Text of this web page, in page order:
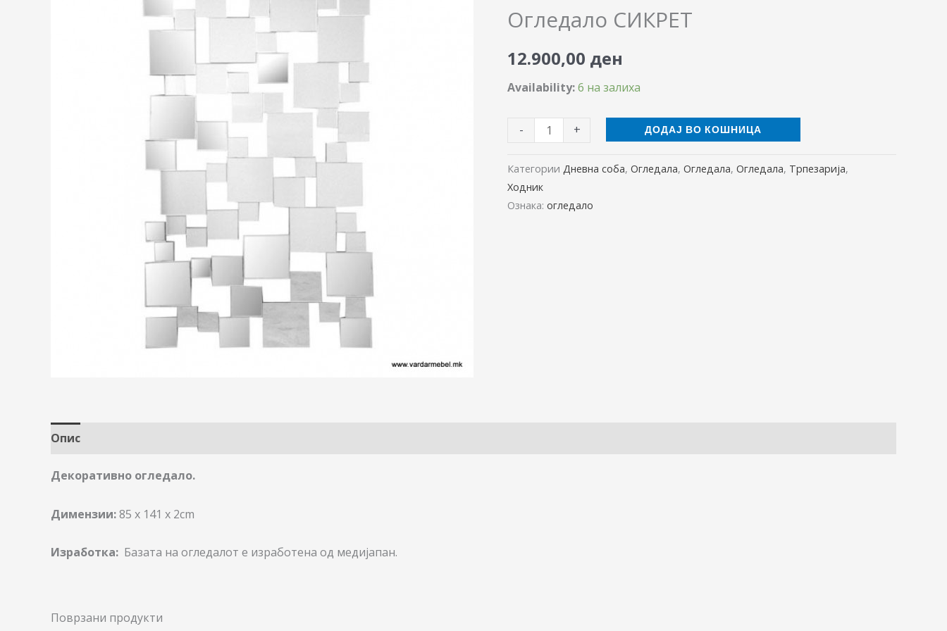
Огледало СИКРЕТ
12.900,00 ден
Availability:6 на залиха
- + ДОДАЈ ВО КОШНИЦА
Категории Дневна соба, Огледала, Огледала, Огледала, Трпезарија,
Ходник
Ознака: огледало
Опис
Декоративно огледало.
Димензии:85 x 141 х 2cm
Изработка: Базата на огледалот е изработена од медијапан.
Поврзани продукти